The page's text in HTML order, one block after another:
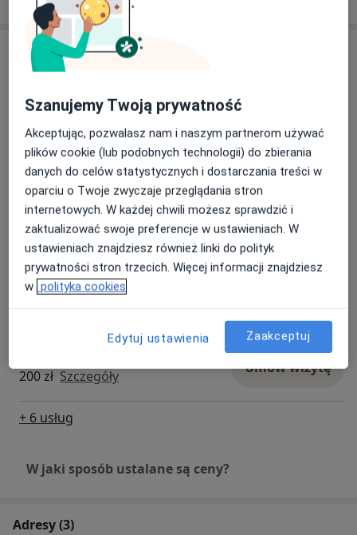
Usługi i ceny
Od 200 zł Szczegóły
Konsultacja okulistyczna dzieci
Szczegóły Umów wizytę
Badania dna oka
200 zł Szczegóły Umów wizytę
Badania okulistyczne
200 zł Szczegóły Umów wizytę
+ 6 usług
W jaki sposób ustalane są ceny?
Adresy (3)
Szanujemy Twoją prywatność
Akceptując, pozwalasz nam i naszym partnerom używać
plików cookie (lub podobnych technologii) do zbierania
danych do celów statystycznych i dostarczania treści w
oparciu o Twoje zwyczaje przeglądania stron
internetowych. W każdej chwili możesz sprawdzić i
zaktualizować swoje preferencje w ustawieniach. W
ustawieniach znajdziesz również linki do polityk
prywatności stron trzecich. Więcej informacji znajdziesz
w polityka cookies
Edytuj ustawienia Zaakceptuj